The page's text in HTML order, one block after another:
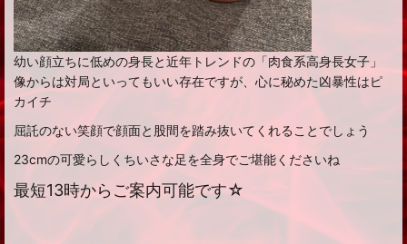
幼い顔立ちに低めの身長と近年トレンドの「肉食系高身長女子」
像からは対局といってもいい存在ですが、心に秘めた凶暴性はピ
カイチ
屈託のない笑顔で顔面と股間を踏み抜いてくれることでしょう
23cmの可愛らしくちいさな足を全身でご堪能くださいね
最短13時からご案内可能です☆